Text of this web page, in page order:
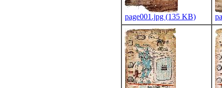
page001.jpg (135 KB)